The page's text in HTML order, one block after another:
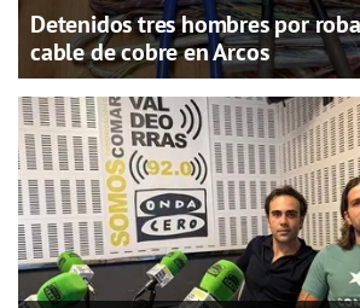
Detenidos tres hombres por
cable de cobre en Arcos